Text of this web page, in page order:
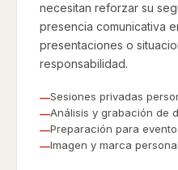
necesitan reforzar su
presencia comunicativa
presentaciones o
responsabilidad.
Sesiones privadas
Análisis y grabación de
Preparación para
Imagen y marca